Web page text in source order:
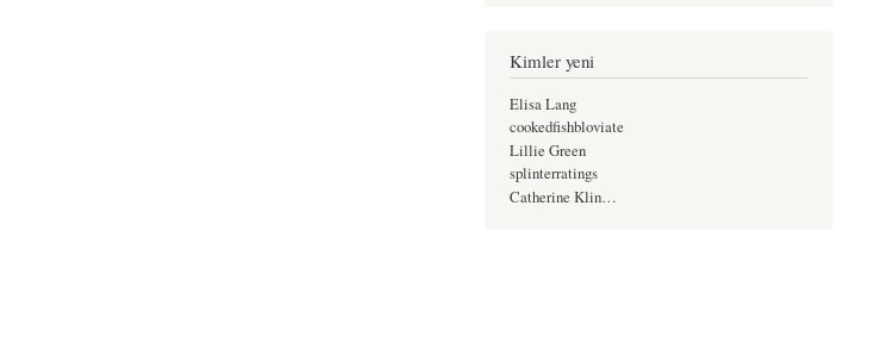
Kimler yeni
Elisa Lang
cookedfishbloviate
Lillie Green
splinterratings
Catherine Klin…